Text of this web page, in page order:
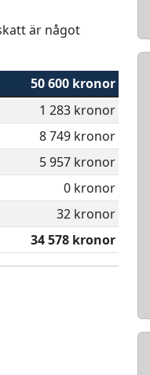
är något
50 600 kronor
1 283 kronor
8 749 kronor
5 957 kronor
0 kronor
32 kronor
34 578 kronor